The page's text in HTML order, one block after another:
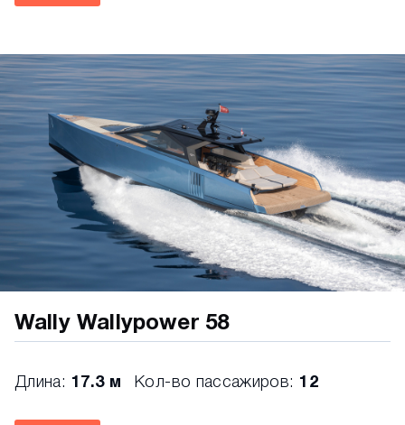
Wally Wallypower 58
Длина: 17.3 м Кол-во пассажиров: 12